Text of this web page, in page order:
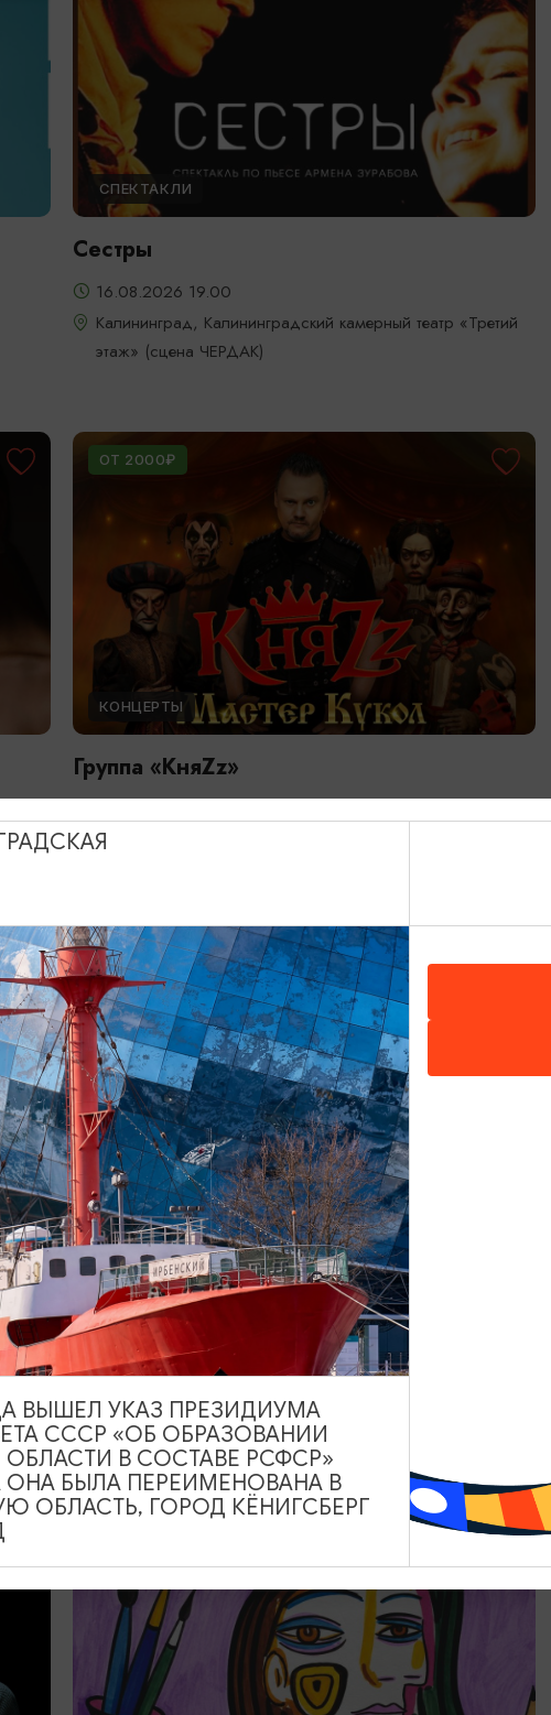
СПЕКТАКЛИ
Сестры
16.08.2026 19.00
Калининград, Калининградский камерный театр «Третий
этаж» (сцена ЧЕРДАК)
18,
ОТ 2000₽
КОНЦЕРТЫ
Группа «КняZz»
Светлогорск, Театр эстрады «Янтарь-холл»
ОТ 1000₽ ПУШКИНСКАЯ КАРТА
КОНЦЕРТЫ
Концерт органной музыки: от Баха до
Уильямса
19.08.2026 19:00
Калининград, Калининградская областная филармония
им. Е.Ф. Светланова
ВЫШЕЛ УКАЗ ПРЕЗИДИУМА
СССР «ОБ ОБРАЗОВАНИИ
В СОСТАВЕ РСФСР»
ОНА БЫЛА ПЕРЕИМЕНОВАНА В
ОБЛАСТЬ, ГОРОД КЁНИГСБЕРГ